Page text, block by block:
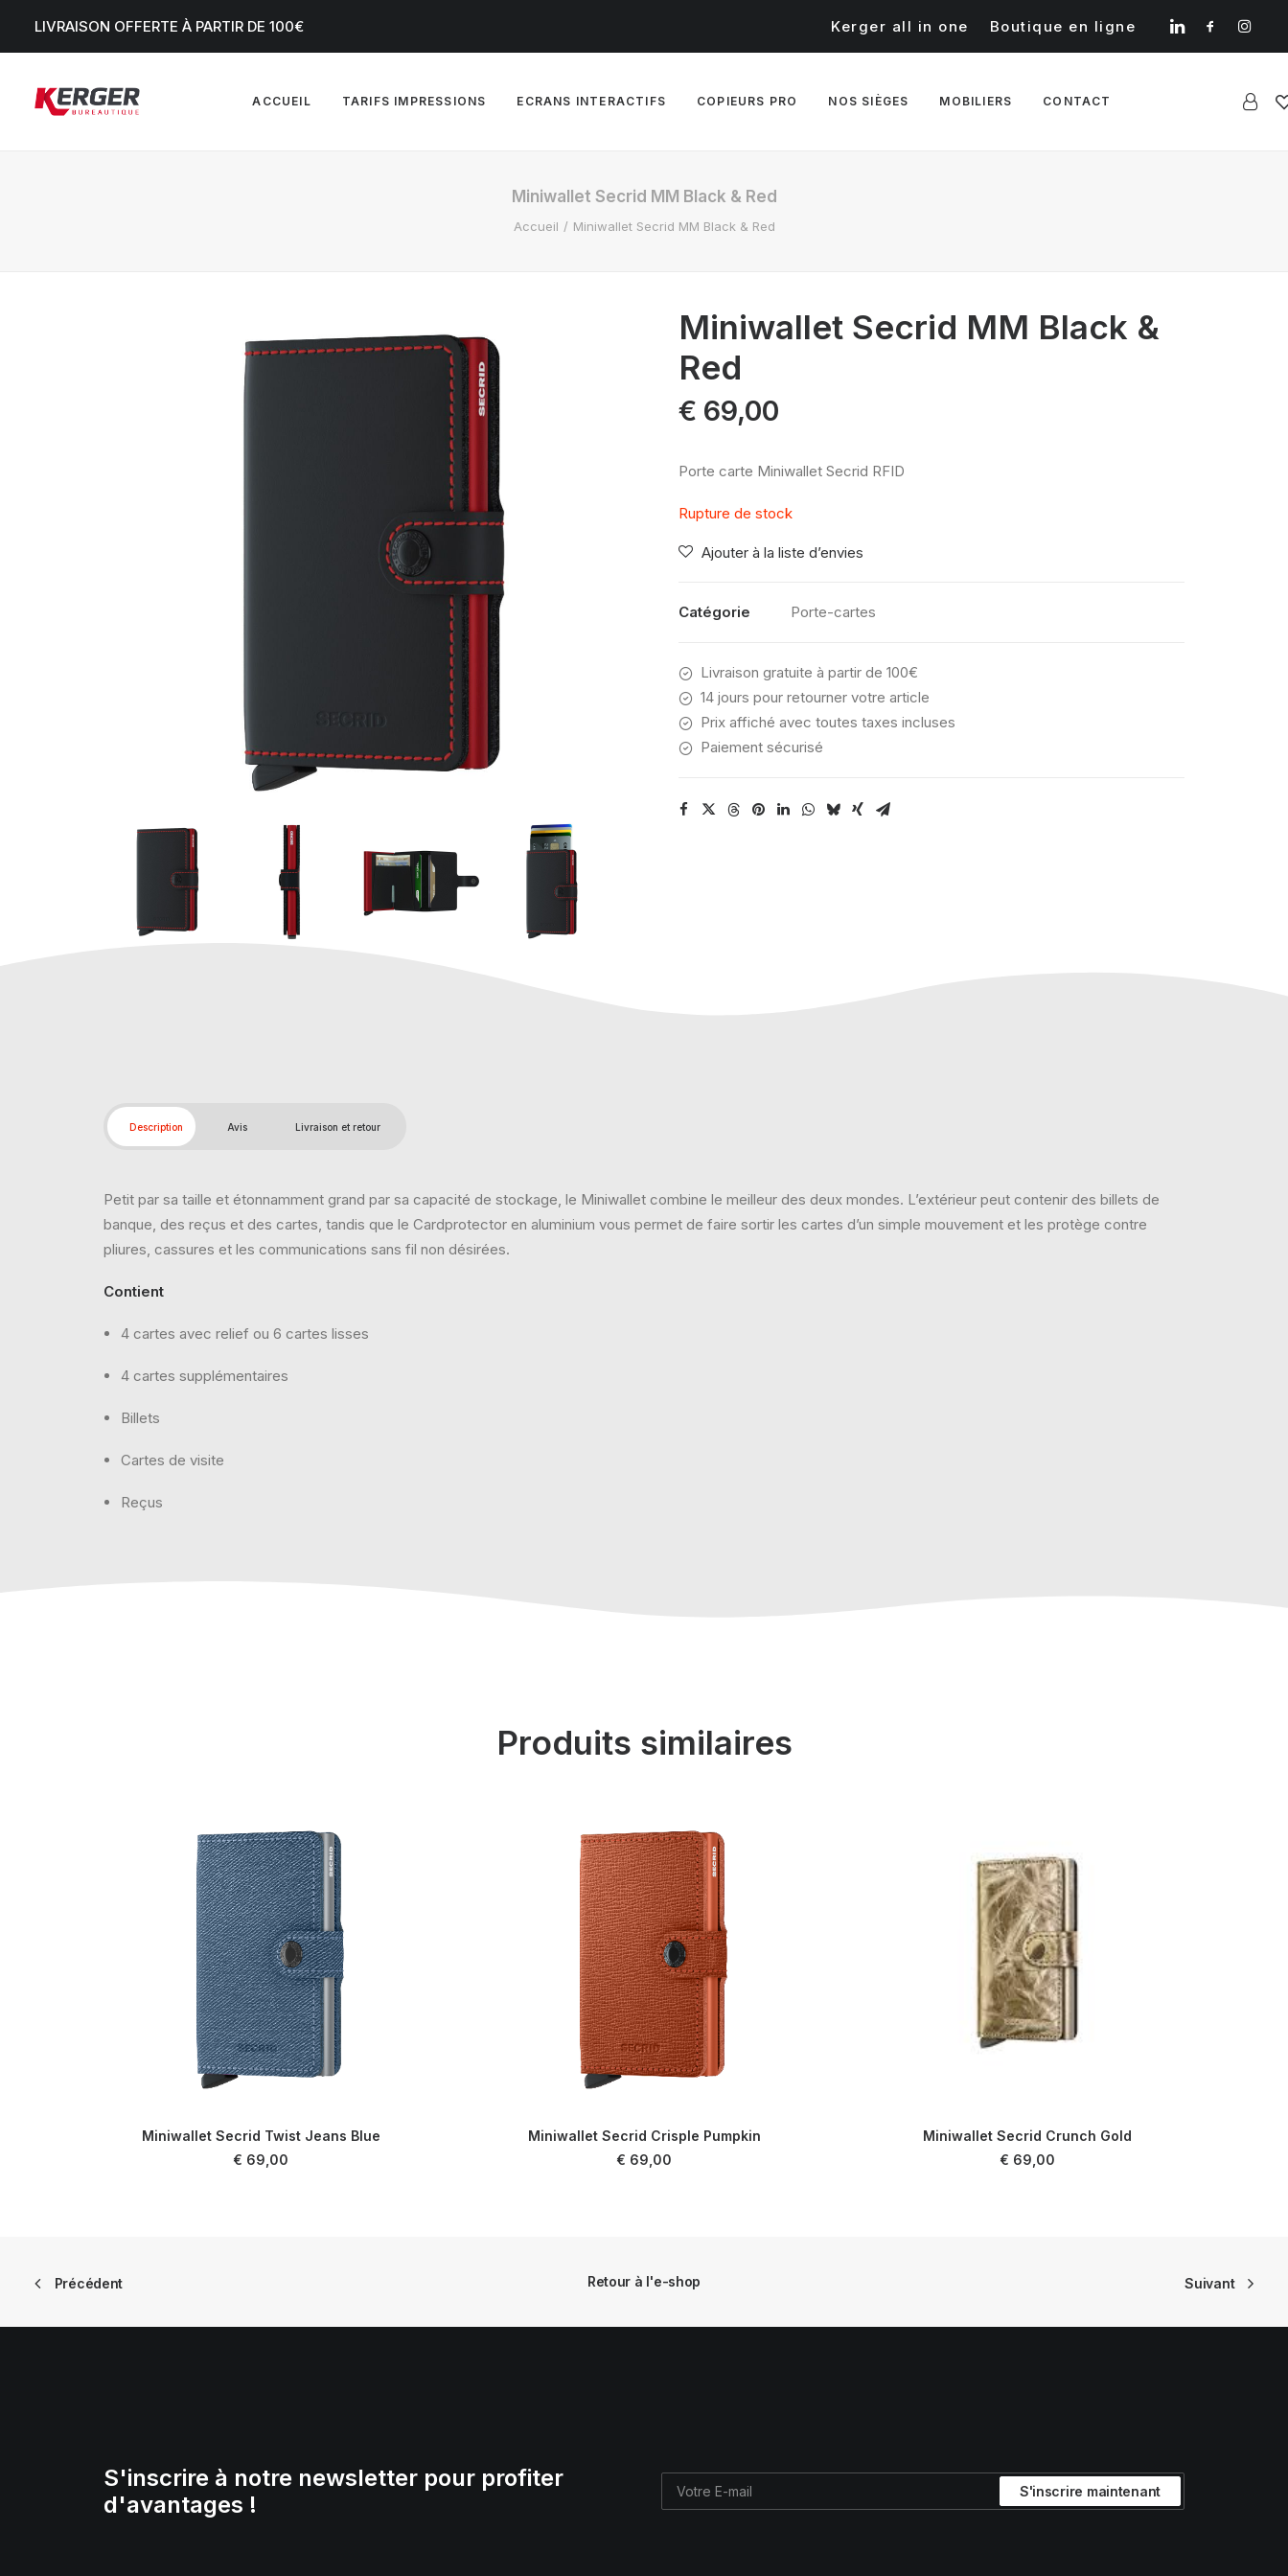
LIVRAISON OFFERTE À PARTIR DE 100€ Kerger all in one Boutique en ligne
ACCUEIL TARIFS IMPRESSIONS ECRANS INTERACTIFS COPIEURS PRO NOS SIÈGES MOBILIERS CONTACT
Miniwallet Secrid MM Black & Red
Accueil Miniwallet Secrid MM Black & Red
Miniwallet Secrid MM Black &
Red
€ 69,00
Porte carte Miniwallet Secrid RFID
Rupture de stock
Ajouter à la liste d’envies
Catégorie Porte-cartes
Livraison gratuite à partir de 100€
14 jours pour retourner votre article
Prix affiché avec toutes taxes incluses
Paiement sécurisé
Description Avis Livraison et retour
Petit par sa taille et étonnamment grand par sa capacité de stockage, le Miniwallet combine le meilleur des deux mondes. L’extérieur peut contenir des billets de
banque, des reçus et des cartes, tandis que le Cardprotector en aluminium vous permet de faire sortir les cartes d’un simple mouvement et les protège contre
pliures, cassures et les communications sans fil non désirées.
Contient
4 cartes avec relief ou 6 cartes lisses
4 cartes supplémentaires
Billets
Cartes de visite
Reçus
Produits similaires
Miniwallet Secrid Twist Jeans Blue
€ 69,00
Miniwallet Secrid Crisple Pumpkin
€ 69,00
Miniwallet Secrid Crunch Gold
€ 69,00
Précédent Retour à l'e-shop Suivant
S'inscrire à notre newsletter pour profiter
d'avantages !